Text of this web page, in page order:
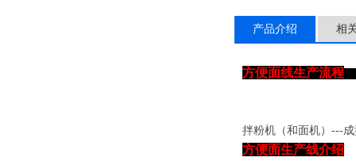
产品介绍 相
方便面线生产流程
拌粉机（和面机） ---
方便面生产线介绍